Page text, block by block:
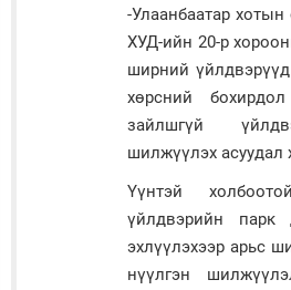
-Улаанбаатар
ХУД-ийн 20-р
ширний
хөрсний
зайлшгүй
шилжүүлэх асуудал
Үүнтэй
үйлдвэрийн парк
эхлүүлэхээр арьс
нүүлгэн